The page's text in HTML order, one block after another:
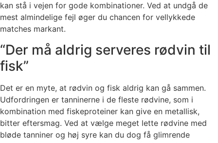
kan stå i vejen for gode kombinationer. Ved at undgå de
mest almindelige fejl øger du chancen for vellykkede
matches markant.
“Der må aldrig serveres rødvin til
fisk”
Det er en myte, at rødvin og fisk aldrig kan gå sammen.
Udfordringen er tanninerne i de fleste rødvine, som i
kombination med fiskeproteiner kan give en metallisk,
bitter eftersmag. Ved at vælge meget lette rødvine med
bløde tanniner og høj syre kan du dog få glimrende